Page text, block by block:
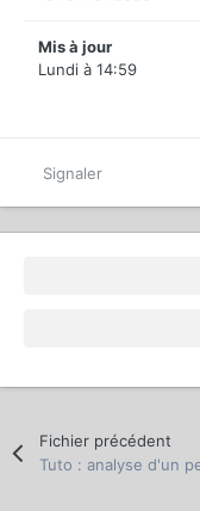
Mis à jour
Lundi à 14:59
Signaler
Fichier précédent
Tuto : analyse d'un